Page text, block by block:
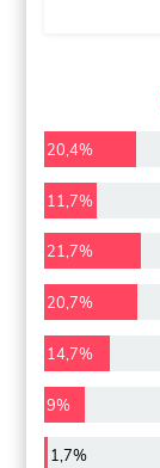
20,4%
11,7%
21,7%
20,7%
14,7%
9%
1,7%